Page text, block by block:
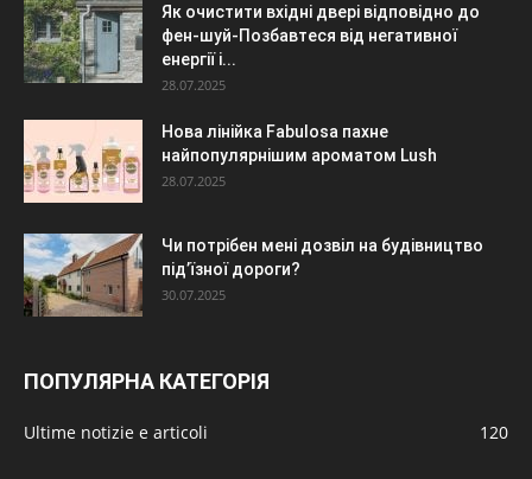
Як очистити вхідні двері відповідно до
фен-шуй-Позбавтеся від негативної
енергії і...
28.07.2025
Нова лінійка Fabulosa пахне
найпопулярнішим ароматом Lush
28.07.2025
Чи потрібен мені дозвіл на будівництво
під’їзної дороги?
30.07.2025
ПОПУЛЯРНА КАТЕГОРІЯ
Ultime notizie e articoli 120